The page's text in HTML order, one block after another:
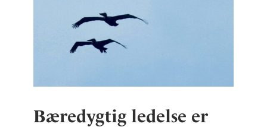
Bæredygtig ledelse er